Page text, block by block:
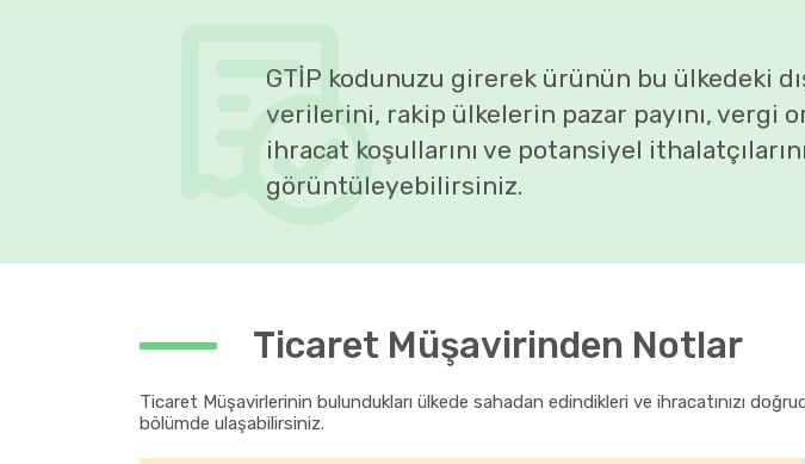
GTİP kodunuzu girerek ürünün bu ülkedeki
verilerini, rakip ülkelerin pazar payını, vergi
ihracat koşullarını ve potansiyel ithalatçılarını
görüntüleyebilirsiniz.
Ticaret Müşavirinden Notlar
Ticaret Müşavirlerinin bulundukları ülkede sahadan edindikleri ve ihracatınızı
bölümde ulaşabilirsiniz.